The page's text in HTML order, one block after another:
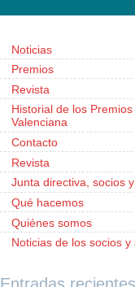
Noticias
Premios
Revista
Historial de los
Valenciana
Contacto
Revista
Junta directiva, socios
Qué hacemos
Quiénes somos
Noticias de los socios y